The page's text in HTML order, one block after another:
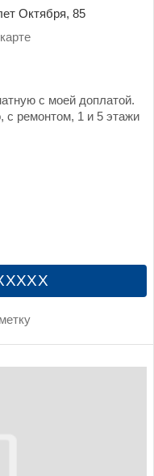
Октября, 85
с моей доплатой.
ремонтом, 1 и 5 этажи